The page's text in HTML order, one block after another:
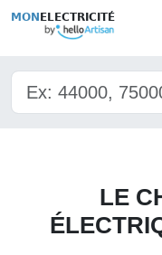
MON ELECTRICITÉ
LE